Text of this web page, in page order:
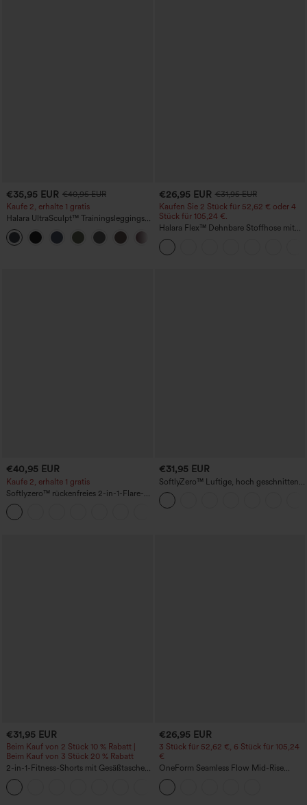
€35,95 EUR €40,95 EUR
Kaufe 2, erhalte 1 gratis
Halara UltraSculpt™ Trainingsleggings
mit hohem Bund – raffende Push-up-
Po-Form, Bauchkontrolle, Taschen und
formende Passform
€26,95 EUR €31,95 EUR
Kaufen Sie 2 Stück für 52,62 € oder 4
Stück für 105,24 €.
Halara Flex™ Dehnbare Stoffhose mit
hohem Bund, Waffelmuster,
Seitentaschen und weitem Bein
€40,95 EUR
Kaufe 2, erhalte 1 gratis
Softlyzero™ rückenfreies 2-in-1-Flare-
Trainingskleid – Wannabe – Easy Peezy
€31,95 EUR
SoftlyZero™ Luftige, hoch geschnittene,
geraffte InstantCool-Yogashorts 3'' mit
Taschen
€31,95 EUR
Beim Kauf von 2 Stück 10 % Rabatt |
Beim Kauf von 3 Stück 20 % Rabatt
2-in-1-Fitness-Shorts mit Gesäßtasche
und seitlicher versteckter Tasche 6,3 cm
€26,95 EUR
3 Stück für 52,62 €, 6 Stück für 105,24
€
OneForm Seamless Flow Mid-Rise
Yoga-Leggings - mittelhoher Bund,
bauchformend und mit Po-Lifting-
Effekt